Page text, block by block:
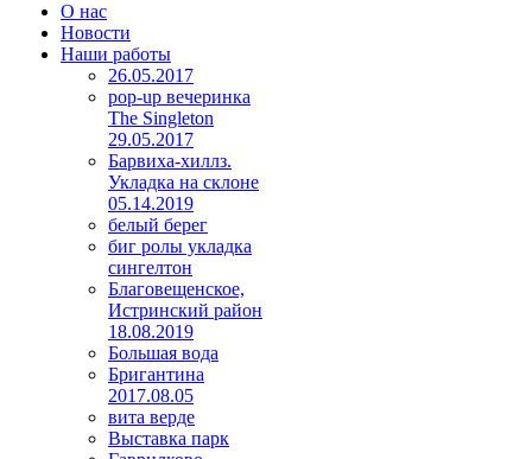
О нас
Новости
Наши работы
26.05.2017
pop-up вечеринка
The Singleton
29.05.2017
Барвиха-хиллз.
Укладка на склоне
05.14.2019
белый берег
биг ролы укладка
сингелтон
Благовещенское,
Истринский район
18.08.2019
Большая вода
Бригантина
2017.08.05
вита верде
Выставка парк